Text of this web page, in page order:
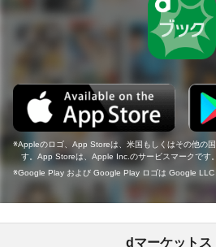
Appleのロゴ、App Storeは、米国もしくはその他の
す。App Storeは、Apple Inc.のサービスマークです。
Google Play および Google Play ロゴは Google LLC
dマーケットス